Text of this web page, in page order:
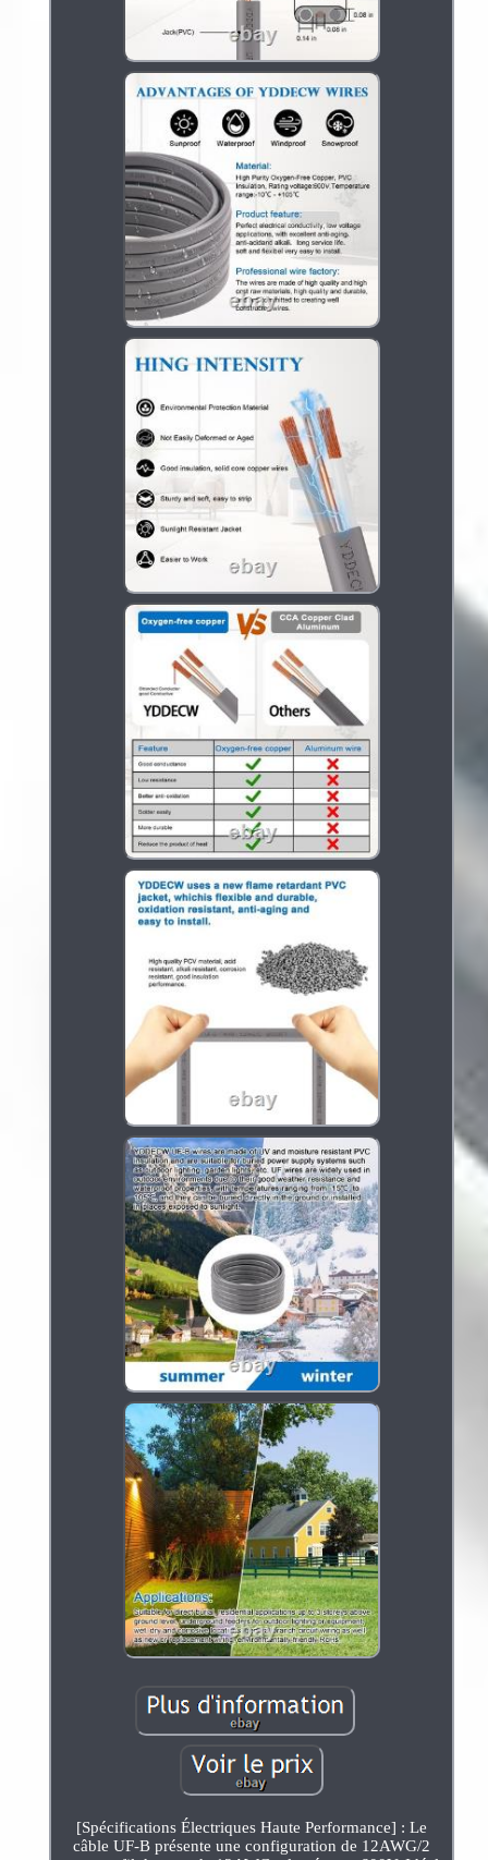
[Spécifications Électriques Haute Performance] : Le
câble UF-B présente une configuration de 12AWG/2